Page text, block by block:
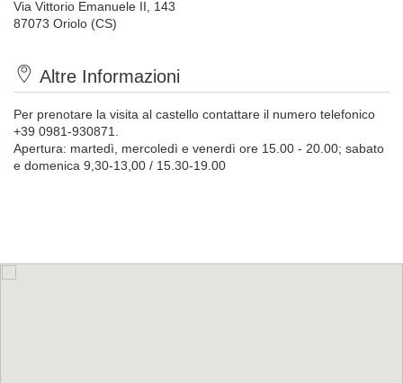
Via Vittorio Emanuele II, 143
87073 Oriolo (CS)
Altre Informazioni
Per prenotare la visita al castello contattare il numero telefonico
+39 0981-930871.
Apertura: martedì, mercoledì e venerdì ore 15.00 - 20.00; sabato
e domenica 9,30-13,00 / 15.30-19.00